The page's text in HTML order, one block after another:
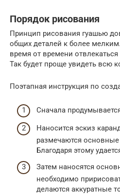
Порядок рисования
Принцип рисования гуашью
общих деталей к более
время от времени
Так будет проще увидеть всю
Поэтапная инструкция по
Сначала
Наносится эскиз
размечаются
Благодаря этому
Затем наносятся
необходимо
делаются аккуратные